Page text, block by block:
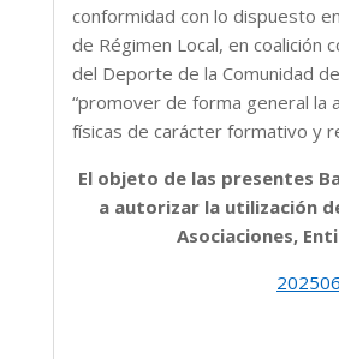
conformidad con lo dispuesto
de Régimen Local, en
del Deporte de la Comunidad
“promover de forma general la
físicas de carácter formativo y
El objeto de las presentes
a autorizar la utilización
Asociaciones,